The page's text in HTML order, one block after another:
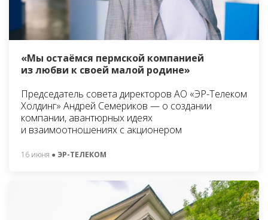
«Мы остаёмся пермской компанией
из любви к своей малой родине»
Председатель совета директоров АО «ЭР-Телеком
Холдинг» Андрей Семериков — о создании
компании, авантюрных идеях
и взаимоотношениях с акционером
16 июня ● ЭР-ТЕЛЕКОМ